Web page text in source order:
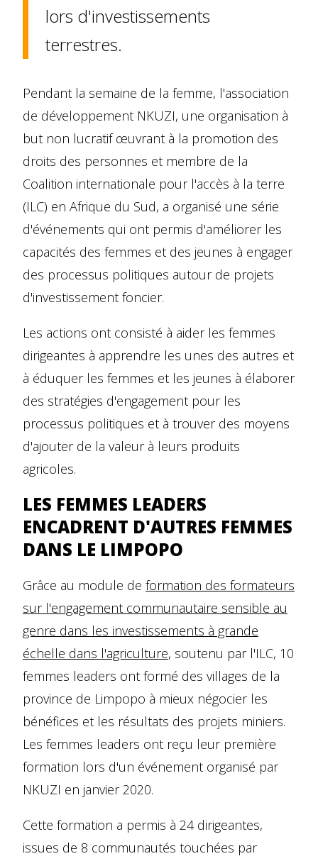
lors d'investissements
terrestres.
Pendant la semaine de la femme, l'association
de développement NKUZI, une organisation à
but non lucratif œuvrant à la promotion des
droits des personnes et membre de la
Coalition internationale pour l'accès à la terre
(ILC) en Afrique du Sud, a organisé une série
d'événements qui ont permis d'améliorer les
capacités des femmes et des jeunes à engager
des processus politiques autour de projets
d'investissement foncier.
Les actions ont consisté à aider les femmes
dirigeantes à apprendre les unes des autres et
à éduquer les femmes et les jeunes à élaborer
des stratégies d'engagement pour les
processus politiques et à trouver des moyens
d'ajouter de la valeur à leurs produits
agricoles.
LES FEMMES LEADERS
ENCADRENT D'AUTRES FEMMES
DANS LE LIMPOPO
Grâce au module de formation des formateurs
sur l'engagement communautaire sensible au
genre dans les investissements à grande
échelle dans l'agriculture, soutenu par l'ILC, 10
femmes leaders ont formé des villages de la
province de Limpopo à mieux négocier les
bénéfices et les résultats des projets miniers.
Les femmes leaders ont reçu leur première
formation lors d'un événement organisé par
NKUZI en janvier 2020.
Cette formation a permis à 24 dirigeantes,
issues de 8 communautés touchées par